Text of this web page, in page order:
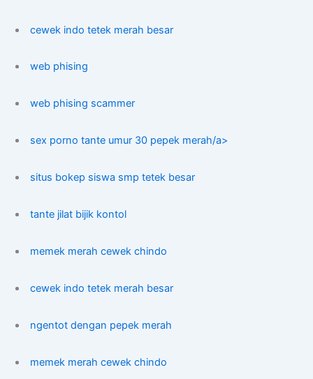
cewek indo tetek merah besar
web phising
web phising scammer
sex porno tante umur 30 pepek merah/a>
situs bokep siswa smp tetek besar
tante jilat bijik kontol
memek merah cewek chindo
cewek indo tetek merah besar
ngentot dengan pepek merah
memek merah cewek chindo